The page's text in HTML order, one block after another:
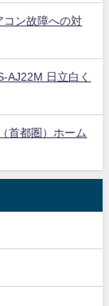
コン故障への対
日立白く
首都圏）ホーム